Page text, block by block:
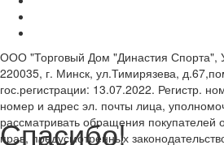
ООО "Торговый Дом "Династия Спорта",
220035, г. Минск, ул.Тимирязева,
гос.регистрации: 13.07.2022. Регистр.
номер и адрес эл. почты лица,
рассматривать обращения покупателей
прав, предусмотренных
Спасибо!